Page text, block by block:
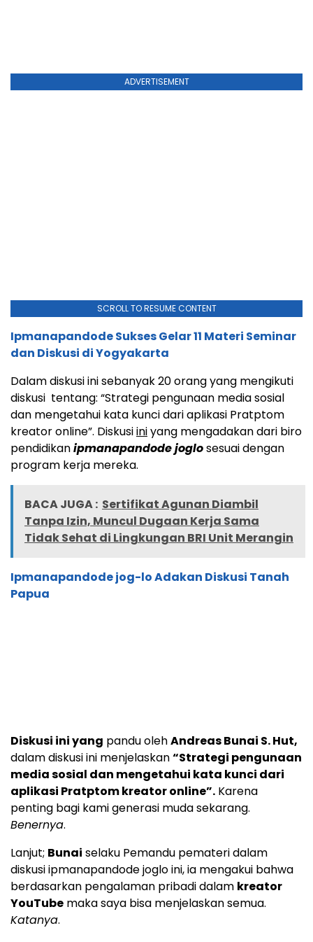
ADVERTISEMENT
SCROLL TO RESUME CONTENT
Ipmanapandode Sukses Gelar 11 Materi Seminar
dan Diskusi di Yogyakarta
Dalam diskusi ini sebanyak 20 orang yang mengikuti
diskusi tentang: “Strategi pengunaan media sosial
dan mengetahui kata kunci dari aplikasi Pratptom
kreator online”. Diskusiiniyang mengadakan dari biro
pendidikanipmanapandode joglosesuai dengan
program kerja mereka.
BACA JUGA : Sertifikat Agunan Diambil
Tanpa Izin, Muncul Dugaan Kerja Sama
Tidak Sehat di Lingkungan BRI Unit Merangin
Ipmanapandode jog-lo Adakan Diskusi Tanah
Papua
Diskusi ini yang pandu olehAndreas Bunai S. Hut,
dalam diskusi ini menjelaskan“Strategi pengunaan
media sosial dan mengetahui kata kunci dari
aplikasi Pratptom kreator online”. Karena
penting bagi kami generasi muda sekarang.
Benernya.
Lanjut; Bunai selaku Pemandu pemateri dalam
diskusi ipmanapandode joglo ini, ia mengakui bahwa
berdasarkan pengalaman pribadi dalam kreator
YouTube maka saya bisa menjelaskan semua.
Katanya.